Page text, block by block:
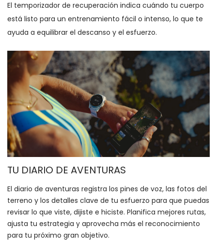
El temporizador de recuperación indica cuándo tu cuerpo
está listo para un entrenamiento fácil o intenso, lo que te
ayuda a equilibrar el descanso y el esfuerzo.
TU DIARIO DE AVENTURAS
El diario de aventuras registra los pines de voz, las fotos del
terreno y los detalles clave de tu esfuerzo para que puedas
revisar lo que viste, dijiste e hiciste. Planifica mejores rutas,
ajusta tu estrategia y aprovecha más el reconocimiento
para tu próximo gran objetivo.